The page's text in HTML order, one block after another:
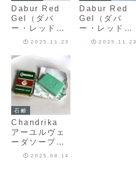
Dabur Red
Gel（ダバ
ー・レッド・
ペースト）
(Pack of 2)
2025.11.23
Dabur Red
Gel（ダバ
ー・レッド・
ペースト）
2025.11.23
石鹸
Chandrika
アーユルヴェ
ーダソープ
75g
2025.08.14